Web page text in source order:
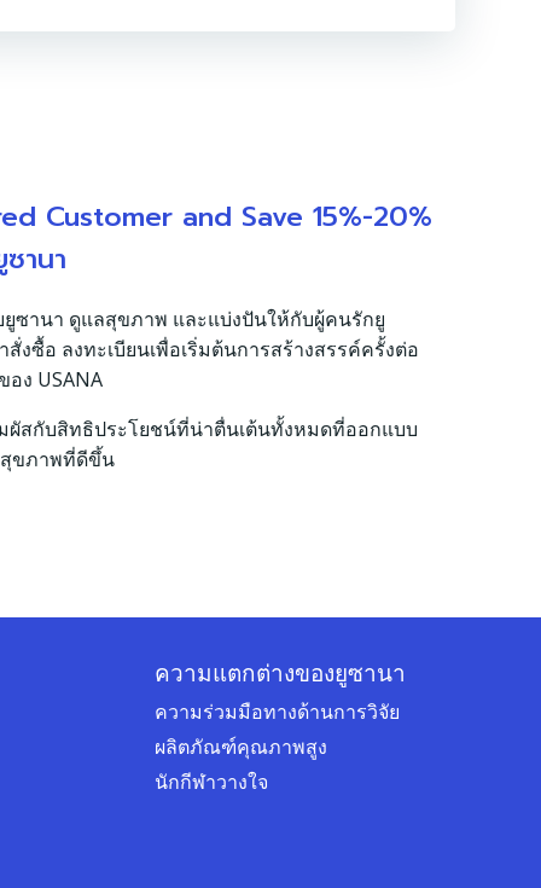
Customer and Save 15%-20%
านา
ยูซานา ดูแลสุขภาพ และแบ่งปันให้กับผู้คนรักยู
งซื้อ ลงทะเบียนเพื่อเริ่มต้นการสร้างสรรค์ครั้งต่อ
ง USANA
ผัสกับสิทธิประโยชน์ที่น่าตื่นเต้นทั้งหมดที่ออกแบบ
ขภาพที่ดีขึ้น
ความแตกต่างของยูซานา
ความร่วมมือทางด้านการวิจัย
ผลิตภัณฑ์คุณภาพสูง
นักกีฬาวางใจ